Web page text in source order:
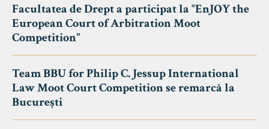
Facultatea de Drept a participat la “EnJOY the
European Court of Arbitration Moot
Competition”
Team BBU for Philip C. Jessup International
Law Moot Court Competition se remarcă la
București